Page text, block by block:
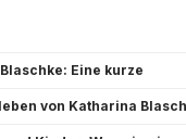
Eine kurze
von Katharina